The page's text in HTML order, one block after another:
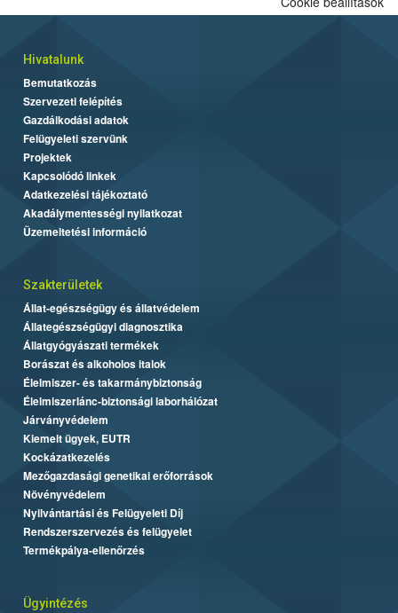
Hivatalunk
Bemutatkozás
Szervezeti felépítés
Gazdálkodási adatok
Felügyeleti szervünk
Projektek
Kapcsolódó linkek
Adatkezelési tájékoztató
Akadálymentességi nyilatkozat
Üzemeltetési információ
Szakterületek
Állat-egészségügy és állatvédelem
Állategészségügyi diagnosztika
Állatgyógyászati termékek
Borászat és alkoholos italok
Élelmiszer- és takarmánybiztonság
Élelmiszerlánc-biztonsági laborhálózat
Járványvédelem
Kiemelt ügyek, EUTR
Kockázatkezelés
Mezőgazdasági genetikai erőforrások
Növényvédelem
Nyilvántartási és Felügyeleti Díj
Rendszerszervezés és felügyelet
Termékpálya-ellenőrzés
Ügyintézés